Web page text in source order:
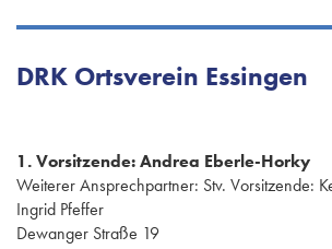
DRK Ortsverein Essingen
1. Vorsitzende: Andrea Eberle-Horky
Weiterer Ansprechpartner: Stv. Vorsitzende:
Ingrid Pfeffer
Dewanger Straße 19